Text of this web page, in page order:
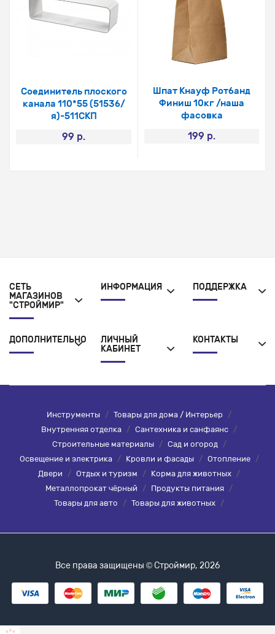
Соединитель плоского
канала 110*55 (5153б/
я)-511СКП
99 р.
Шпат Кнауф Ротбанд
Финиш 10кг /наша
фасовка
199 р.
СЕТЬ
МАГАЗИНОВ
"СТРОЙМИР"
ИНФОРМАЦИЯ ПОДДЕРЖКА
ДОПОЛНИТЕЛЬНО
ЛИЧНЫЙ
КАБИНЕТ
КОНТАКТЫ
Инструменты / Товары для дома / Интерьер /
Внутренняя отделка / Сантехника и санфаянс /
Строительные материалы
/ Сад и огород
/
Освещение и электрика
/ Кровли и фасады / Отопление
/
Двери
/ Отдых и туризм / Корма для животных /
Металлопрокат чёрный
/ Продукты питания /
Товары для авто
/ Товары для животных /
Все права защищены © Строймир, 2026